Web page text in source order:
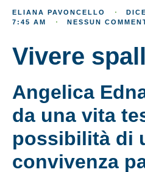
ELIANA PAVONCELLO
7:45 AM
NESSUN
Vivere
Angelica
da una vita
possibilità di
convivenza